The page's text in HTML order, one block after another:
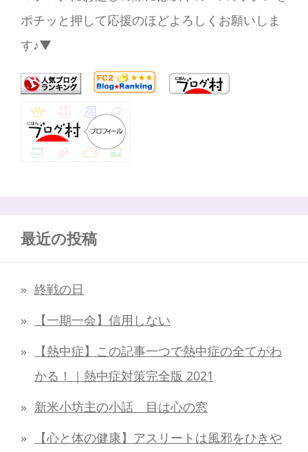
ポチッと押して応援のほどよろしくお願いしま
す♪▼
最近の投稿
終戦の日
【一期一会】信用しない
【熱中症】この記事一つで熱中症の全てがわ
かる！｜熱中症対策完全版 2021
新米小坊主の小話 目は心の窓
【心と体の健康】アスリートは風邪をひきや